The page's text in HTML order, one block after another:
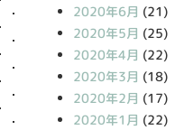
2020年6月 (21)
2020年5月 (25)
2020年4月 (22)
2020年3月 (18)
2020年2月 (17)
2020年1月 (22)